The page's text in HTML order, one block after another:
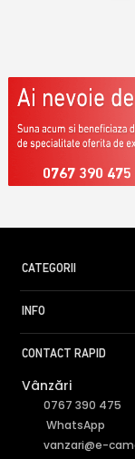
0767 390 475
CATEGORII
INFO
CONTACT RAPID
Vânzări
0767 390 475
WhatsApp
vanzari@e-